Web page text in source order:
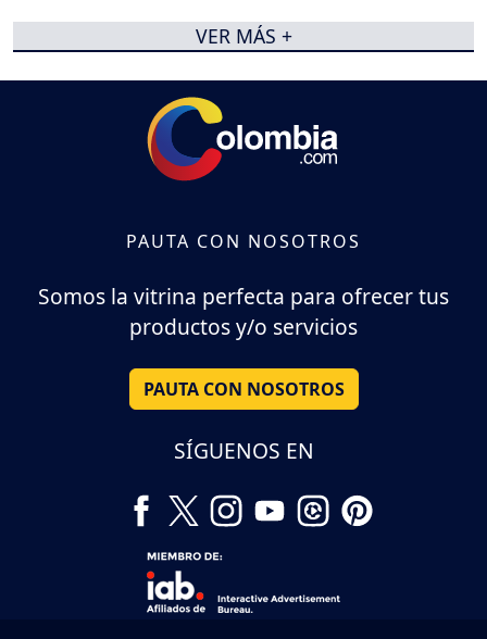
VER MÁS +
PAUTA CON NOSOTROS
Somos la vitrina perfecta para ofrecer tus
productos y/o servicios
PAUTA CON NOSOTROS
SÍGUENOS EN